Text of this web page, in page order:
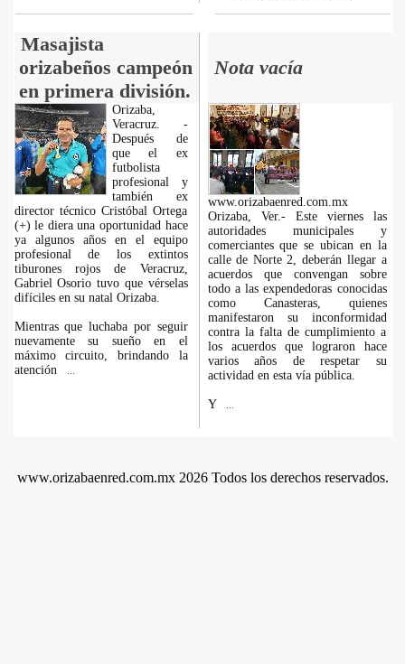
Masajista
orizabeños campeón
en primera división.
Nota vacía
Orizaba,
Veracruz. -
Después de
que el ex
futbolista
profesional y
también ex
director técnico Cristóbal Ortega
(+) le diera una oportunidad hace
ya algunos años en el equipo
profesional de los extintos
tiburones rojos de Veracruz,
Gabriel Osorio tuvo que vérselas
difíciles en su natal Orizaba.
Mientras que luchaba por seguir
nuevamente su sueño en el
máximo circuito, brindando la
atención
www.orizabaenred.com.mx
Orizaba, Ver.- Este viernes las
autoridades municipales y
comerciantes que se ubican en la
calle de Norte 2, deberán llegar a
acuerdos que convengan sobre
todo a las expendedoras conocidas
como Canasteras, quienes
manifestaron su inconformidad
contra la falta de cumplimiento a
los acuerdos que lograron hace
varios años de respetar su
actividad en esta vía pública.
Y
www.orizabaenred.com.mx 2026 Todos los derechos reservados.